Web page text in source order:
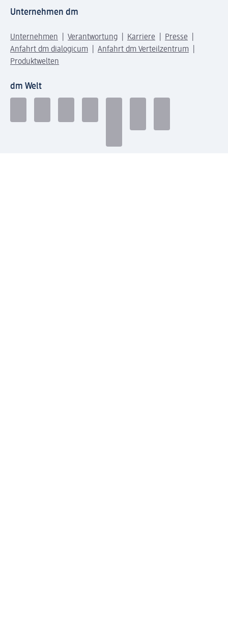
Unternehmen dm
Unternehmen Verantwortung Karriere
Presse
Anfahrt dm dialogicum
Anfahrt dm Verteilzentrum
Produktwelten
dm Welt